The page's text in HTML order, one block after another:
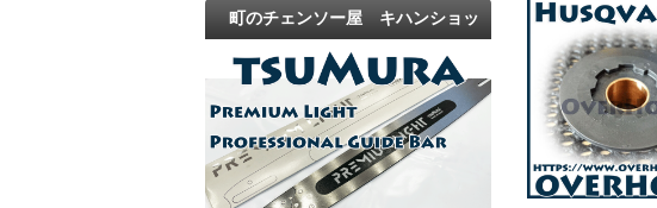
町のチェンソー屋 キハンショッ
プ